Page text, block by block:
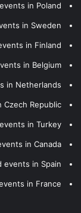
in Poland
in Sweden
in Finland
in Belgium
in Netherlands
Czech Republic
in Turkey
in Canada
events in Spain
in France